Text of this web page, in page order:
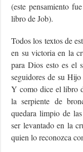
(este pensamiento
libro de Job).
Todos los textos de
en su victoria en la
para Dios esto es el
seguidores de su
Y como dice el libro
la serpiente de
quedara limpio de
ser levantado en la
quien lo reconozca